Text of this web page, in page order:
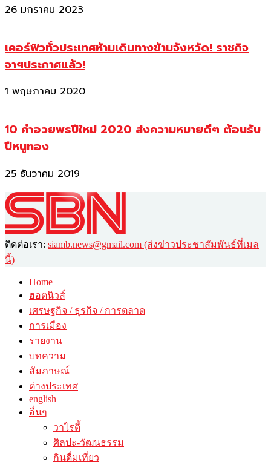
26 มกราคม 2023
เคอร์ฟิวทั่วประเทศห้ามเดินทางข้ามจังหวัด! ราชกิจ
จาฯประกาศแล้ว!
1 พฤษภาคม 2020
10 คำอวยพรปีใหม่ 2020 ส่งความหมายดีๆ ต้อนรับ
ปีหนูทอง
25 ธันวาคม 2019
ติดต่อเรา: siamb.news@gmail.com (ส่งข่าวประชาสัมพันธ์ที่เมล
นี้)
Home
ฮอตนิวส์
เศรษฐกิจ / ธุรกิจ / การตลาด
การเมือง
รายงาน
บทความ
สัมภาษณ์
ต่างประเทศ
english
อื่นๆ
วาไรตี้
ศิลปะ-วัฒนธรรม
กินดื่มเที่ยว